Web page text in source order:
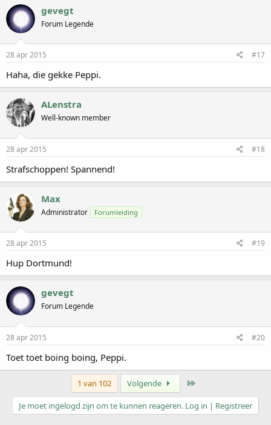
gevegt
Forum Legende
28 apr 2015 #17
Haha, die gekke Peppi.
ALenstra
Well-known member
28 apr 2015 #18
Strafschoppen! Spannend!
Max
Administrator Forumleiding
28 apr 2015 #19
Hup Dortmund!
gevegt
Forum Legende
28 apr 2015 #20
Toet toet boing boing, Peppi.
1 van 102 Volgende
Je moet ingelogd zijn om te kunnen reageren. Log in | Registreer